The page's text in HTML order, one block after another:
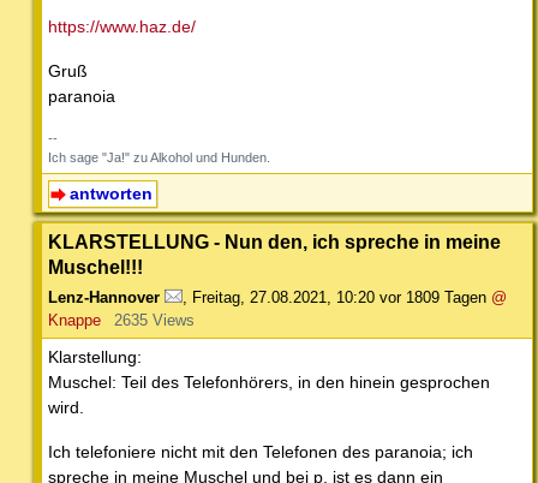
https://www.haz.de/
Gruß
paranoia
--
Ich sage "Ja!" zu Alkohol und Hunden.
antworten
KLARSTELLUNG - Nun den, ich spreche in meine
Muschel!!!
Lenz-Hannover Freitag, 27.08.2021, 10:20 vor 1809 Tagen @
Knappe
2635 Views
Klarstellung:
Muschel: Teil des Telefonhörers, in den hinein gesprochen
wird.
Ich telefoniere nicht mit den Telefonen des paranoia; ich
spreche in meine Muschel und bei p. ist es dann ein